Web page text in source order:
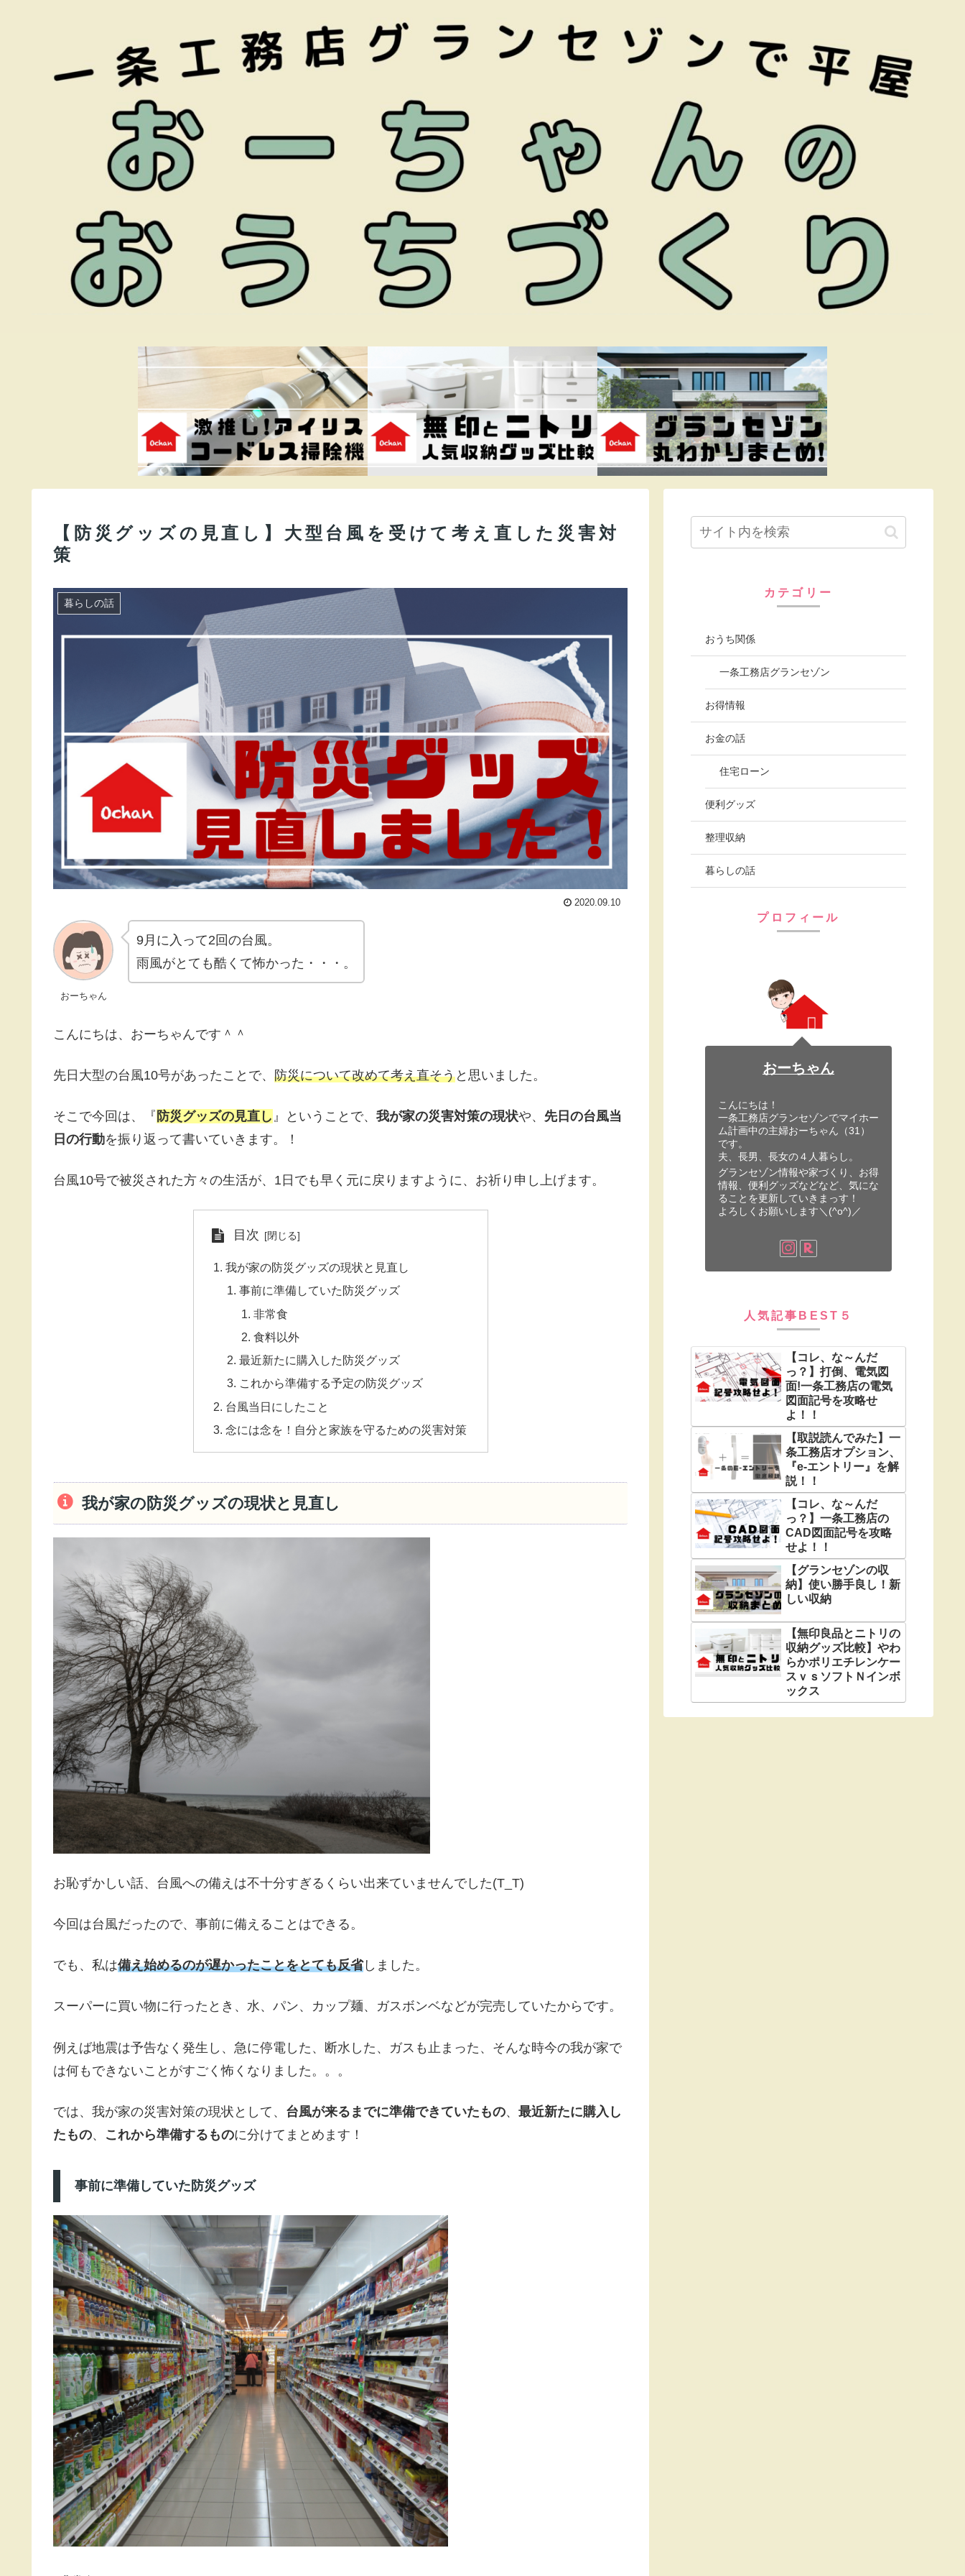
【防災グッズの見直し】大型台風を受けて考え直した災害対
策
暮らしの話
2020.09.10
おーちゃん
9月に入って2回の台風。
雨風がとても酷くて怖かった・・・。
こんにちは、おーちゃんです＾＾
先日大型の台風10号があったことで、 防災について改めて考え直そうと思いました。
そこで今回は、『 防災グッズの見直し 』ということで、 我が家の災害対策の現状や、 先日の台風当
日の行動を振り返って書いていきます。！
台風10号で被災された方々の生活が、1日でも早く元に戻りますように、お祈り申し上げます。
目次
我が家の防災グッズの現状と見直し
事前に準備していた防災グッズ
非常食
食料以外
最近新たに購入した防災グッズ
これから準備する予定の防災グッズ
台風当日にしたこと
念には念を！自分と家族を守るための災害対策
我が家の防災グッズの現状と見直し
お恥ずかしい話、台風への備えは不十分すぎるくらい出来ていませんでした(T_T)
今回は台風だったので、事前に備えることはできる。
でも、私は備え始めるのが遅かったことをとても反省しました。
スーパーに買い物に行ったとき、水、パン、カップ麺、ガスボンベなどが完売していたからです。
例えば地震は予告なく発生し、急に停電した、断水した、ガスも止まった、そんな時今の我が家で
は何もできないことがすごく怖くなりました。。。
では、我が家の災害対策の現状として、 台風が来るまでに準備できていたもの、 最近新たに購入し
たもの、 これから準備するものに分けてまとめます！
事前に準備していた防災グッズ
カテゴリー
おうち関係
一条工務店グランセゾン
お得情報
お金の話
住宅ローン
便利グッズ
整理収納
暮らしの話
プロフィール
おーちゃん
こんにちは！
一条工務店グランセゾンでマイホー
ム計画中の主婦おーちゃん（31）
です。
夫、長男、長女の４人暮らし。
グランセゾン情報や家づくり、お得
情報、便利グッズなどなど、気にな
ることを更新していきまっす！
よろしくお願いします＼(^o^)／
人気記事BEST５
【コレ、な～んだ
っ？】打倒、電気図
面!一条工務店の電気
図面記号を攻略せ
よ！！
【取説読んでみた】一
条工務店オプション、
『e-エントリー』を解
説！！
【コレ、な～んだ
っ？】一条工務店の
CAD図面記号を攻略
せよ！！
【グランセゾンの収
納】使い勝手良し！新
しい収納
【無印良品とニトリの
収納グッズ比較】やわ
らかポリエチレンケー
スｖｓソフトＮインボ
ックス